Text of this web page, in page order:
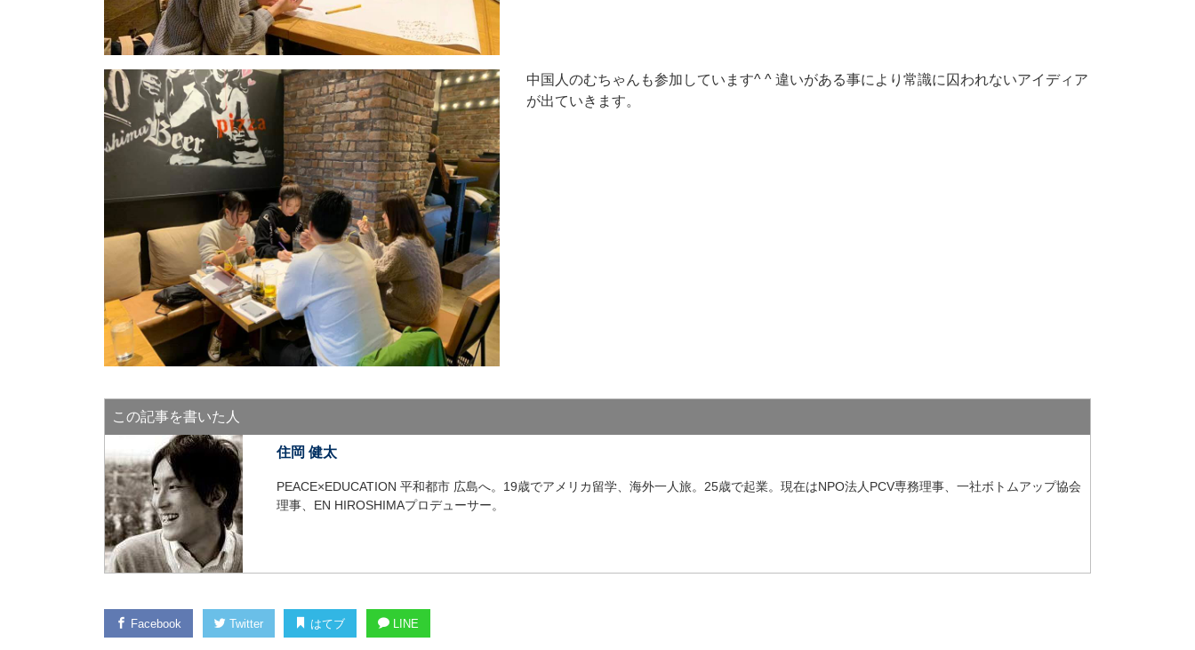
中国人のむちゃんも参加しています^ ^ 違いがある事により常識に囚われないアイディア
が出ていきます。
この記事を書いた人
住岡 健太
PEACE×EDUCATION 平和都市 広島へ。19歳でアメリカ留学、海外一人旅。25歳で起業。現在はNPO法人PCV専務理事、一社ボトムアップ協会
理事、EN HIROSHIMAプロデューサー。
Facebook Twitter はてブ LINE